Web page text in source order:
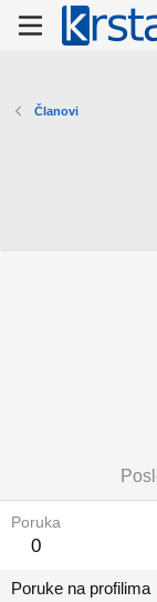
Članovi
Poruka
0
Poruke na profilima